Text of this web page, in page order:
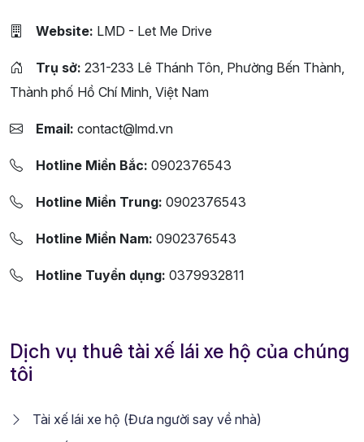
Website: LMD - Let Me Drive
Trụ sở: 231-233 Lê Thánh Tôn, Phường Bến Thành,
Thành phố Hồ Chí Minh, Việt Nam
Email: contact@lmd.vn
Hotline Miền Bắc: 0902376543
Hotline Miền Trung: 0902376543
Hotline Miền Nam: 0902376543
Hotline Tuyển dụng: 0379932811
Dịch vụ thuê tài xế lái xe hộ của chúng
tôi
Tài xế lái xe hộ (Đưa người say về nhà)